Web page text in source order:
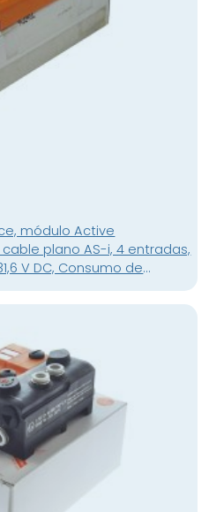
módulo Active
plano AS-i, 4 entradas,
V DC, Consumo de
Tomas M12x1,
partes metálicas de acero